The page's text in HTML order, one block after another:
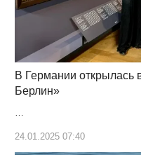
В Германии открылась
Берлин»
24.01.2025 07:40